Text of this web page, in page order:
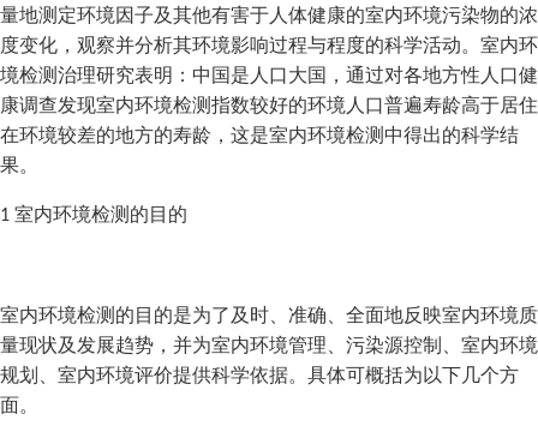
量地测定环境因子及其他有害于人体健康的室内环境污染物的浓
度变化，观察并分析其环境影响过程与程度的科学活动。室内环
境检测治理研究表明：中国是人口大国，通过对各地方性人口健
康调查发现室内环境检测指数较好的环境人口普遍寿龄高于居住
在环境较差的地方的寿龄，这是室内环境检测中得出的科学结
果。
1 室内环境检测的目的
室内环境检测的目的是为了及时、准确、全面地反映室内环境质
量现状及发展趋势，并为室内环境管理、污染源控制、室内环境
规划、室内环境评价提供科学依据。具体可概括为以下几个方
面。